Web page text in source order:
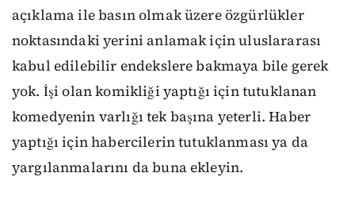
açıklama ile basın olmak üzere özgürlükler
noktasındaki yerini anlamak için uluslararası
kabul edilebilir endekslere bakmaya bile gerek
yok. İşi olan komikliği yaptığı için tutuklanan
komedyenin varlığı tek başına yeterli. Haber
yaptığı için habercilerin tutuklanması ya da
yargılanmalarını da buna ekleyin.